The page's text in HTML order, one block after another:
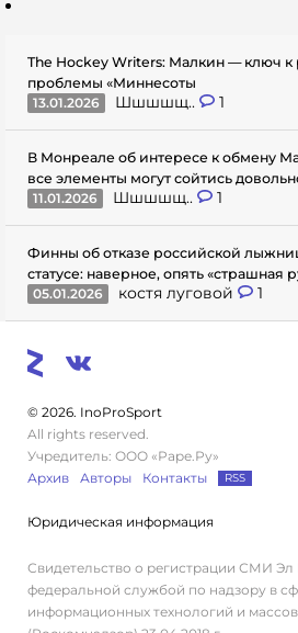
The Hockey Writers: Малкин — ключ
проблемы «Миннесоты
13.01.2026
Шшшшщ.. 1
В Монреале об интересе к обмену
все элементы могут сойтись
11.01.2026
Шшшшщ.. 1
Финны об отказе российской
статусе: наверное, опять «страшная
05.01.2026
костя луговой 1
© 2026. InoProSport
All rights reserved.
Учредитель: ООО «Раре.Ру»
Архив
Авторы Контакты RSS
Юридическая информация
Свидетельство о регистрации СМИ
федеральной службой по надзору в
информационных технологий и